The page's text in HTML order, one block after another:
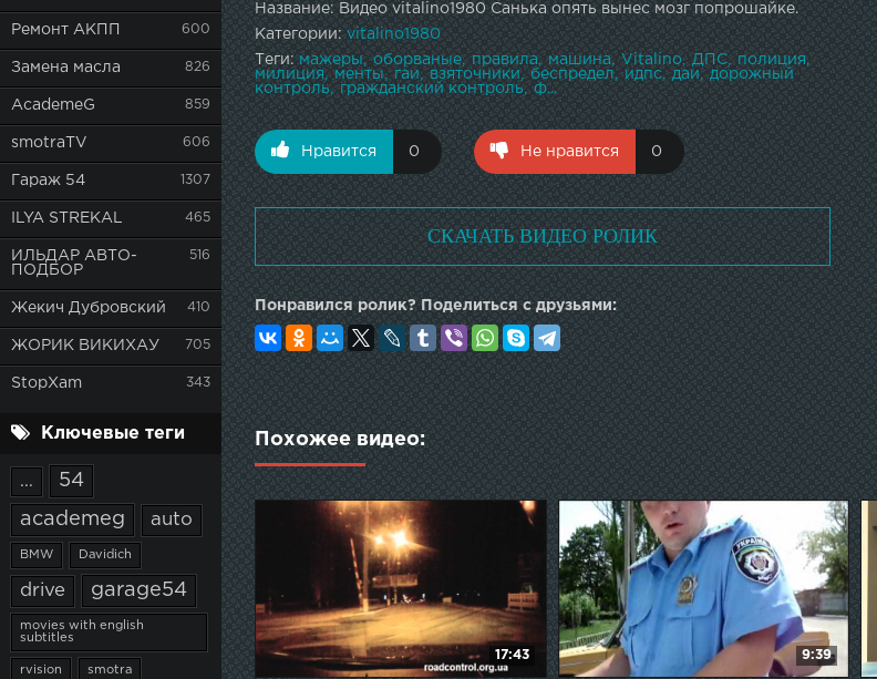
Ремонт АКПП 600
Замена масла 826
AcademeG 859
smotraTV 606
Гараж 54 1307
ILYA STREKAL 465
ИЛЬДАР АВТО-
ПОДБОР
516
Жекич Дубровский 410
ЖОРИК ВИКИХАУ 705
StopXam 343
Ключевые теги
... 54
academeg auto
BMW Davidich
drive garage54
movies with english
subtitles
rvision smotra
Название: Видео vitalino1980 Санька опять вынес мозг попрошайке.
Категории:vitalino1980
Теги:мажеры оборваные правила машина Vitalino ДПС
полиция
милиция
менты гаи взяточники беспредел идпс даи
дорожный
контроль
гражданский контроль ф...
Нравится 0 Не нравится 0
СКАЧАТЬ ВИДЕО РОЛИК
Понравился ролик? Поделиться с друзьями:
Похожее видео:
17:43 9:39